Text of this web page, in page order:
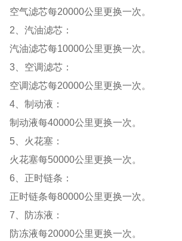
空气滤芯每20000公里更换一次。
2、汽油滤芯：
汽油滤芯每10000公里更换一次。
3、空调滤芯：
空调滤芯每20000公里更换一次。
4、制动液：
制动液每40000公里更换一次。
5、火花塞：
火花塞每50000公里更换一次。
6、正时链条：
正时链条每80000公里更换一次。
7、防冻液：
防冻液每20000公里更换一次。